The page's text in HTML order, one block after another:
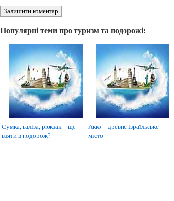
Залишити коментар
Популярні теми про туризм та подорожі:
Сумка, валіза, рюкзак – що
взяти в подорож?
Акко – древнє ізраїльське
місто